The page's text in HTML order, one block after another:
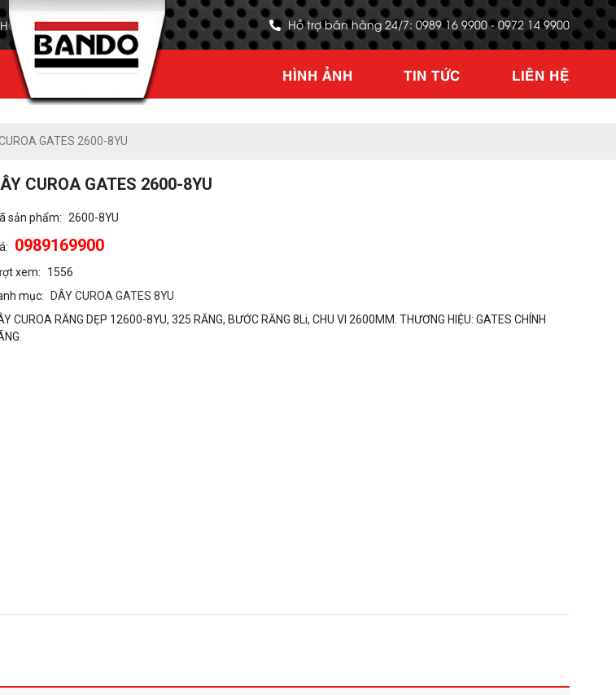
Hỗ trợ bán hàng 24/7: 0989 16 9900 - 0972 14 9900
HÌNH ẢNH TIN TỨC LIÊN HỆ
GATES 2600-8YU
CUROA GATES 2600-8YU
sản phẩm: 2600-8YU
0989169900
xem:
1556
mục:
DÂY CUROA GATES 8YU
CUROA RĂNG DẸP 12600-8YU, 325 RĂNG, BƯỚC RĂNG 8Li, CHU VI 2600MM. THƯƠNG HIỆU: GATES CHÍNH